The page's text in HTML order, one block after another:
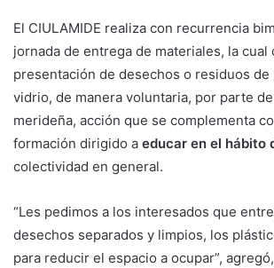
El CIULAMIDE realiza con recurrencia
jornada de entrega de materiales, la cual
presentación de desechos o residuos de
vidrio, de manera voluntaria, por parte
merideña, acción que se complementa
formación dirigido a educar en el hábito
colectividad en general.
“Les pedimos a los interesados que
desechos separados y limpios, los
para reducir el espacio a ocupar”,